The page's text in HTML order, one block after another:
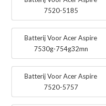
7520-5185
Batterij Voor Acer Aspire
7530g-754g32mn
Batterij Voor Acer Aspire
7520-5757